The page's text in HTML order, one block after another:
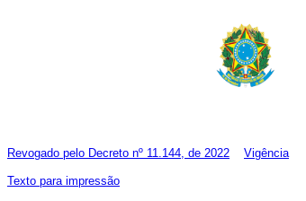
Revogado pelo Decreto nº 11.144, de 2022 Vigência
Texto para impressão